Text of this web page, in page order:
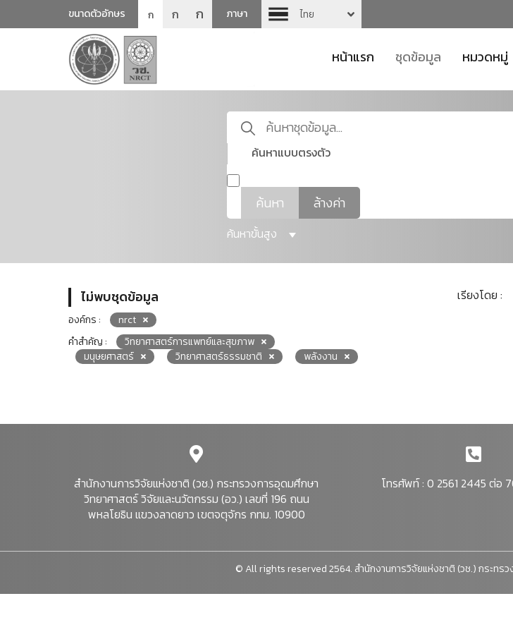
ขนาดตัวอักษร ก ก ก ภาษา ไทย
หน้าแรก ชุดข้อมูล หมวดหมู่
ค้นหาแบบตรงตัว
ค้นหา ล้างค่า
ค้นหาขั้นสูง
ไม่พบชุดข้อมูล
องค์กร :
nrct
คำสำคัญ :
วิทยาศาสตร์การแพทย์และสุขภาพ
มนุษยศาสตร์
วิทยาศาสตร์ธรรมชาติ พลังงาน
เรียงโดย :
สำนักงานการวิจัยแห่งชาติ (วช.) กระทรวงการอุดมศึกษา
วิทยาศาสตร์ วิจัยและนวัตกรรม (อว.) เลขที่ 196 ถนน
พหลโยธิน แขวงลาดยาว เขตจตุจักร กทม. 10900
โทรศัพท์ : 0 2561 2445 ต่อ
© All rights reserved 2564. สำนักงานการวิจัยแห่งชาติ (วช.) กระทร